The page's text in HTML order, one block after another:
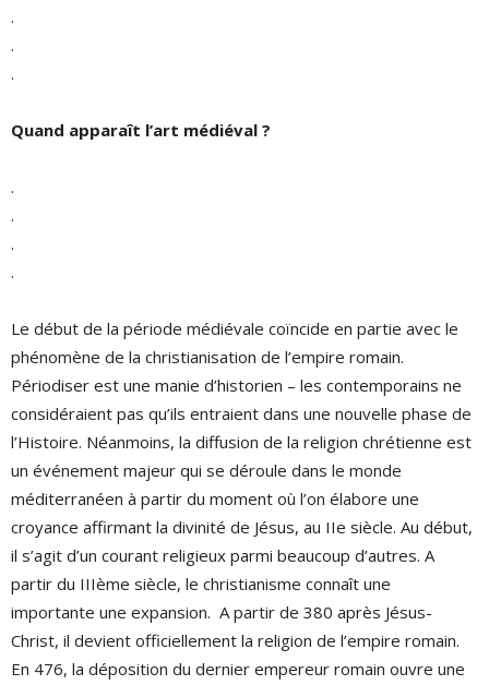
.
.
.
Quand apparaît l’art médiéval ?
.
.
.
.
Le début de la période médiévale coïncide en partie avec le
phénomène de la christianisation de l’empire romain.
Périodiser est une manie d’historien – les contemporains ne
considéraient pas qu’ils entraient dans une nouvelle phase de
l’Histoire. Néanmoins, la diffusion de la religion chrétienne est
un événement majeur qui se déroule dans le monde
méditerranéen à partir du moment où l’on élabore une
croyance affirmant la divinité de Jésus, au IIe siècle. Au début,
il s’agit d’un courant religieux parmi beaucoup d’autres. A
partir du IIIème siècle, le christianisme connaît une
importante une expansion. A partir de 380 après Jésus-
Christ, il devient officiellement la religion de l’empire romain.
En 476, la déposition du dernier empereur romain ouvre une